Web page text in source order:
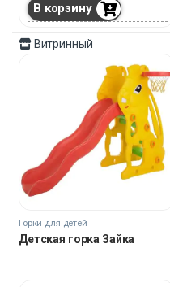
В корзину
Витринный
Горки для детей
Детская горка Зайка